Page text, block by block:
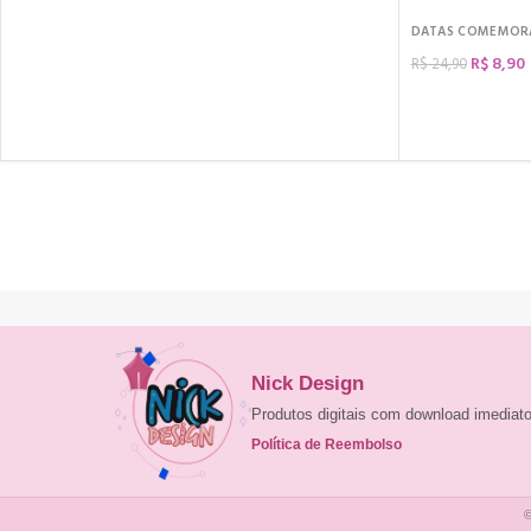
DATAS
R$24,90 R$8,90
Nick Design
Produtos digitais com download
Política de Reembolso